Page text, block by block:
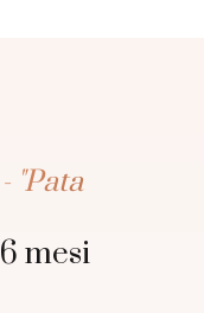
"Pata
mesi